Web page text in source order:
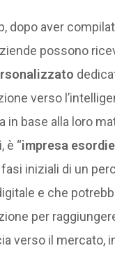
dopo aver
possono
verso
in base alla loro
è “impresa
iniziali di un
e che
per
verso il mercato,